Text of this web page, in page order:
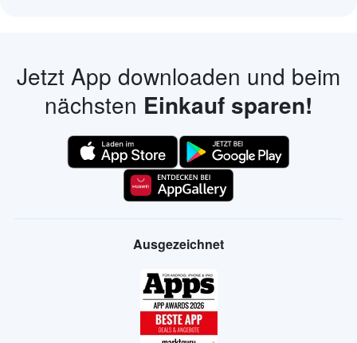
Jetzt App downloaden und beim
nächsten Einkauf sparen!
Ausgezeichnet